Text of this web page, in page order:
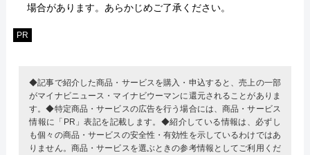
場合があります。あらかじめご了承ください。
PR
◆記事で紹介した商品・サービスを購入・申込すると、売上の一部
がマイナビニュース・マイナビウーマンに還元されることがありま
す。◆特定商品・サービスの広告を行う場合には、商品・サービス
情報に「PR」表記を記載します。◆紹介している情報は、必ずし
も個々の商品・サービスの安全性・有効性を示しているわけではあ
りません。商品・サービスを選ぶときの参考情報としてご利用くだ